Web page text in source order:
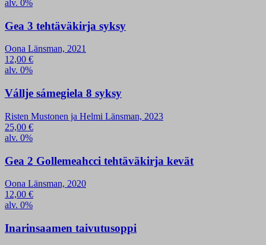
alv. 0%
Gea 3 tehtäväkirja syksy
Oona Länsman, 2021
12,00 €
alv. 0%
Vállje sámegiela 8 syksy
Risten Mustonen ja Helmi Länsman, 2023
25,00 €
alv. 0%
Gea 2 Gollemeahcci tehtäväkirja kevät
Oona Länsman, 2020
12,00 €
alv. 0%
Inarinsaamen taivutusoppi